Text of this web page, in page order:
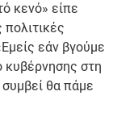
κενό» είπε
εάν βγούμε
κυβέρνησης στη
θα πάμε